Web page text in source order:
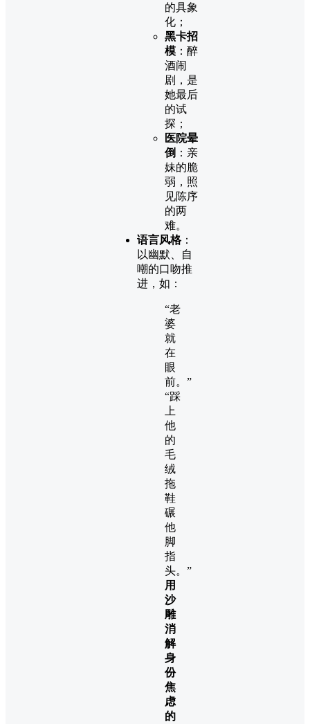
的具象
化；
黑卡招
模 ：醉
酒闹
剧，是
她最后
的试
探；
医院晕
倒 ：亲
妹的脆
弱，照
见陈序
的两
难。
语言风格：
以幽默、自
嘲的口吻推
进，如：
“老
婆
就
在
眼
前。”
“踩
上
他
的
毛
绒
拖
鞋
碾
他
脚
指
头。”
用
沙
雕
消
解
身
份
焦
虑
的